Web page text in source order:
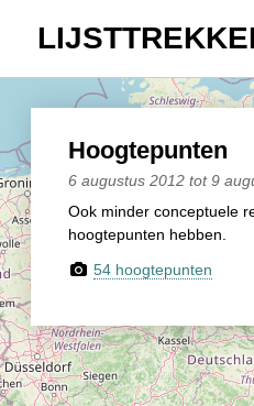
Hoogtepunten
6 augustus 2012 tot 9
Ook minder conceptuele
hoogtepunten hebben.
54 hoogtepunten